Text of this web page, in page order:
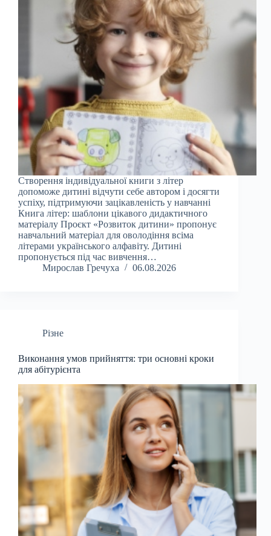
Створення індивідуальної книги з літер
допоможе дитині відчути себе автором і досягти
успіху, підтримуючи зацікавленість у навчанні
Книга літер: шаблони цікавого дидактичного
матеріалу Проєкт «Розвиток дитини» пропонує
навчальний матеріал для оволодіння всіма
літерами українського алфавіту. Дитині
пропонується під час вивчення…
Мирослав Гречуха
06.08.2026
Різне
Виконання умов прийняття: три основні кроки
для абітурієнта